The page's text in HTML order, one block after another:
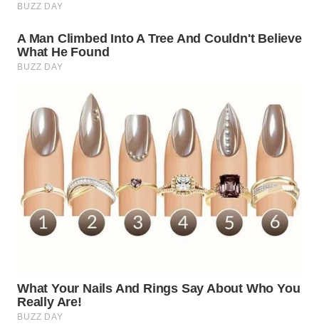
WN
TAPANULI
SELATAN
TANJUNG
LESUNG
KARO
WN
SIMALUNGUN
LABUHANBATU